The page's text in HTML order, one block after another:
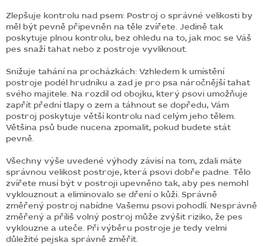
Zlepšuje kontrolu nad psem: Postroj o správné velikosti by
měl být pevně připevněn na těle zvířete. Jedině tak
poskytuje plnou kontrolu, bez ohledu na to, jak moc se Váš
pes snaží tahat nebo z postroje vyvlíknout.
Snižuje tahání na procházkách: Vzhledem k umístění
postroje podél hrudníku a zad je pro psa náročnější tahat
svého majitele. Na rozdíl od obojku, který psovi umožňuje
zapřít přední tlapy o zem a táhnout se dopředu, Vám
postroj poskytuje větší kontrolu nad celým jeho tělem.
Většina psů bude nucena zpomalit, pokud budete stát
pevně.
Všechny výše uvedené výhody závisí na tom, zdali máte
správnou velikost postroje, která psovi dobře padne. Tělo
zvířete musí být v postroji upevněno tak, aby pes nemohl
vyklouznout a eliminovalo se dření o kůži. Správně
změřený postroj nabídne Vašemu psovi pohodlí. Nesprávně
změřený a příliš volný postroj může zvýšit riziko, že pes
vyklouzne a uteče. Při výběru postroje je tedy velmi
důležité pejska správně změřit.